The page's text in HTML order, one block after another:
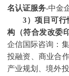
名认证服务-中金
3）项目可行
构（符合发改委
企信国际咨询：
投融资、商业合
产业规划、境外